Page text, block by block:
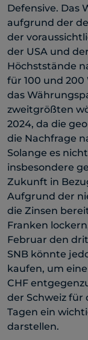
Defensive. Das
aufgrund der
der
der USA und
Höchststände
für 100 und
das
zweitgrößten
2024, da die
die Nachfrage
Solange es
insbesondere
Zukunft in
Aufgrund der
die Zinsen
Franken
Februar den
SNB könnte
kaufen, um
CHF
der Schweiz
Tagen ein
darstellen.